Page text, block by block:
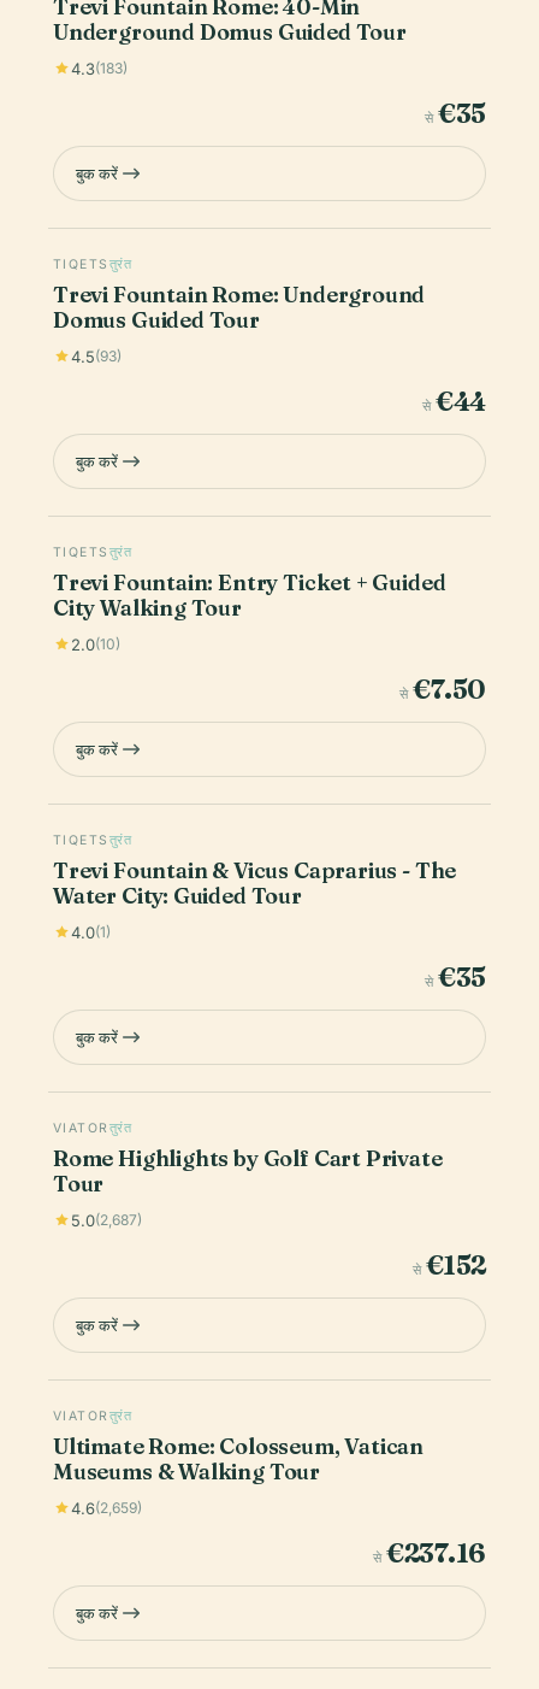
Trevi Fountain Rome: 40-Min
Underground Domus Guided Tour
4.3(183)
से €35
बुक करें
TIQETS तुरंत
Trevi Fountain Rome: Underground
Domus Guided Tour
4.5(93)
से €44
बुक करें
TIQETS तुरंत
Trevi Fountain: Entry Ticket + Guided
City Walking Tour
2.0(10)
से €7.50
बुक करें
TIQETS तुरंत
Trevi Fountain & Vicus Caprarius - The
Water City: Guided Tour
4.0(1)
से €35
बुक करें
VIATOR तुरंत
Rome Highlights by Golf Cart Private
Tour
5.0(2,687)
से €152
बुक करें
VIATOR तुरंत
Ultimate Rome: Colosseum, Vatican
Museums & Walking Tour
4.6(2,659)
से €237.16
बुक करें